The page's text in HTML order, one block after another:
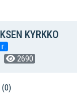
KYRKKO
2690
(0)